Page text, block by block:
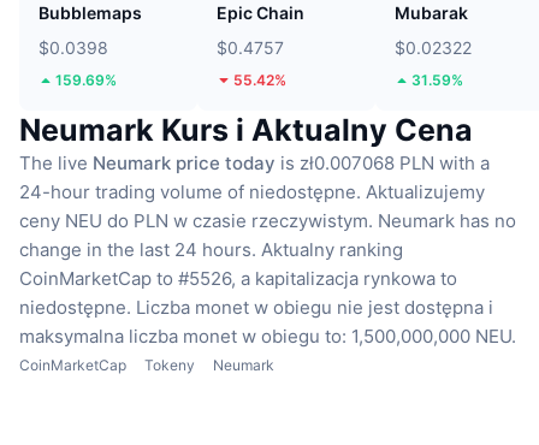
Bubblemaps
$0.0398
159.69%
Epic Chain
$0.4757
55.42%
Mubarak
$0.02322
31.59%
Neumark Kurs i Aktualny Cena
The live Neumark price today is zł0.007068 PLN with a
24-hour trading volume of niedostępne. Aktualizujemy
ceny NEU do PLN w czasie rzeczywistym. Neumark has no
change in the last 24 hours. Aktualny ranking
CoinMarketCap to #5526, a kapitalizacja rynkowa to
niedostępne. Liczba monet w obiegu nie jest dostępna i
maksymalna liczba monet w obiegu to: 1,500,000,000 NEU.
CoinMarketCap Tokeny Neumark